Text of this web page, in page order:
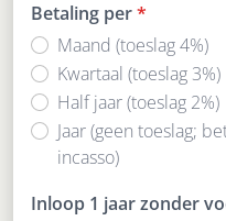
Betaling per*
Maand (toeslag 4%)
Kwartaal (toeslag 3%)
Half jaar (toeslag 2%)
Jaar (geen toeslag;
incasso)
Inloop 1 jaar zonder